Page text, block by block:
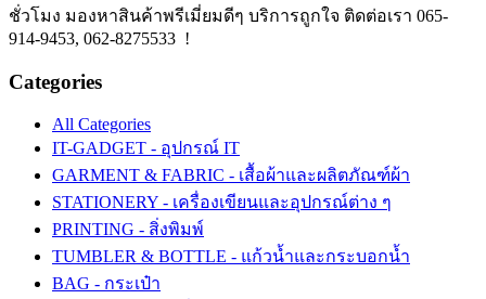
ชั่วโมง มองหาสินค้าพรีเมี่ยมดีๆ บริการถูกใจ ติดต่อเรา 065-
914-9453, 062-8275533 !
Categories
All Categories
IT-GADGET - อุปกรณ์ IT
GARMENT & FABRIC - เสื้อผ้าและผลิตภัณฑ์ผ้า
STATIONERY - เครื่องเขียนและอุปกรณ์ต่าง ๆ
PRINTING - สิ่งพิมพ์
TUMBLER & BOTTLE - แก้วน้ำและกระบอกน้ำ
BAG - กระเป๋า